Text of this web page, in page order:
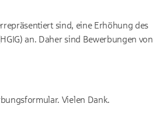
sind, eine Erhöhung des
an. Daher sind Bewerbungen von
Vielen Dank.